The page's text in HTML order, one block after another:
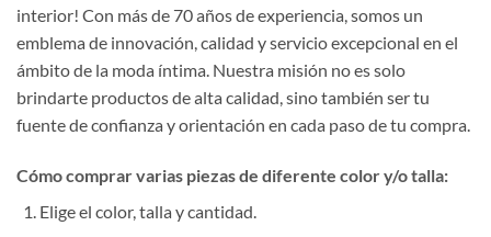
interior! Con más de 70 años de experiencia, somos un
emblema de innovación, calidad y servicio excepcional en el
ámbito de la moda íntima. Nuestra misión no es solo
brindarte productos de alta calidad, sino también ser tu
fuente de confianza y orientación en cada paso de tu compra.
Cómo comprar varias piezas de diferente color y/o talla:
Elige el color, talla y cantidad.